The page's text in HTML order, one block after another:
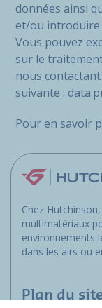
données ainsi
et/ou introduire
Vous pouvez
sur le
nous contactant
suivante :
Pour en savoir
Chez
multimatériaux
environnements
dans les airs ou
Plan du